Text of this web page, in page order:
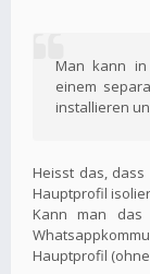
Man kann
einem
installieren
Heisst das,
Hauptprofil
Kann man
Hauptprofil